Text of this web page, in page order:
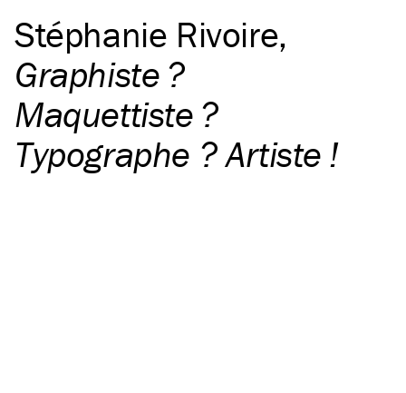
Stéphanie Rivoire,
Graphiste ?
Maquettiste ?
Typographe ? Artiste !